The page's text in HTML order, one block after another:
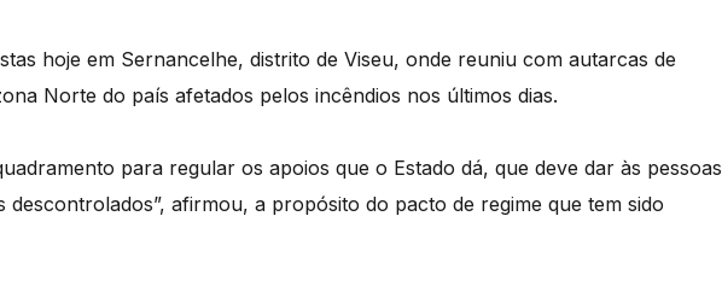
hoje em Sernancelhe, distrito de Viseu, onde reuniu com autarcas de
Norte do país afetados pelos incêndios nos últimos dias.
para regular os apoios que o Estado dá, que deve dar às pessoas
descontrolados”, afirmou, a propósito do pacto de regime que tem sido